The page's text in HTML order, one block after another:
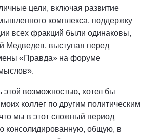
цели, включая развитие
комплекса, поддержку
всех фракций были одинаковы,
Медведев, выступая перед
«Правда» на форуме
этой возможностью, хотел бы
коллег по другим политическим
мы в этот сложный период
консолидированную, общую, в